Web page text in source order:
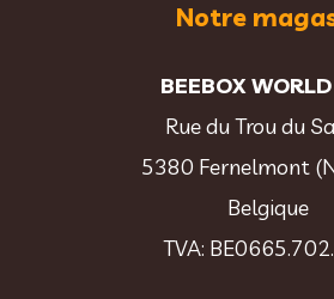
Notre
BEEBOX
Rue du Trou du
5380 Fernelmont
Belgique
TVA: